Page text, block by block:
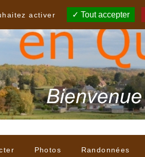
Photos Randonnées
activer
Tout accepter